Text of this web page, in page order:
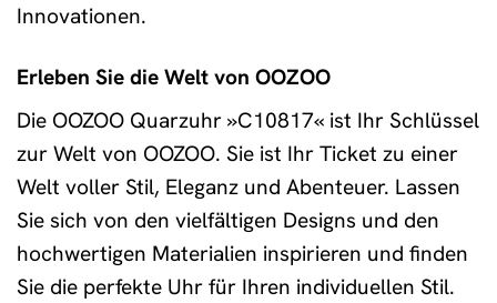
Innovationen.
Erleben Sie die Welt von OOZOO
Die OOZOO Quarzuhr »C10817« ist Ihr Schlüssel
zur Welt von OOZOO. Sie ist Ihr Ticket zu einer
Welt voller Stil, Eleganz und Abenteuer. Lassen
Sie sich von den vielfältigen Designs und den
hochwertigen Materialien inspirieren und finden
Sie die perfekte Uhr für Ihren individuellen Stil.